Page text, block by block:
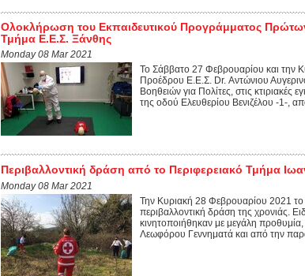
Ολοκλήρωση του Εκπαιδευτικού Προγράμματος
Τμήμα Ε.Ε.Σ. Ξάνθης
Monday 08 Mar 2021
Το Σάββατο 27 Φεβρουαρίου και την
Προέδρου Ε.Ε.Σ. Dr. Αντώνιου
Βοηθειών για Πολίτες, στις
της οδού Ελευθερίου Βενιζέλου -1-,
Περιβαλλοντική δράση από το Περιφερειακό Τμήμα
Monday 08 Mar 2021
Την Κυριακή 28 Φεβρουαρίου 2021
περιβαλλοντική δράση της χρονιάς.
κινητοποιήθηκαν με μεγάλη
Λεωφόρου Γεννηματά και από την